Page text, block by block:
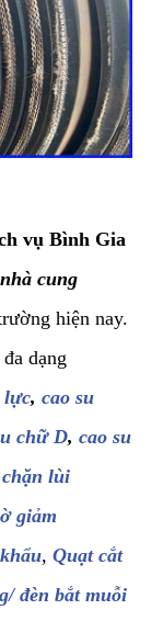
vụ Bình Gia
nhà cung
hiện nay.
dạng
lực, cao su
chữ D, cao su
chặn lùi
giảm
, Quạt cắt
đèn bắt muỗi